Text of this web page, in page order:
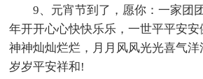
9、元宵节到了，愿你：一家团
年开开心心快快乐乐，一世平平安
神神灿灿烂烂，月月风风光光喜气洋
岁岁平安祥和!